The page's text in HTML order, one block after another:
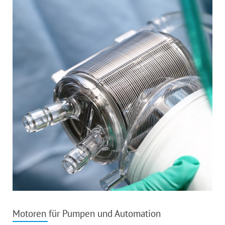
Motoren für Pumpen und Automation